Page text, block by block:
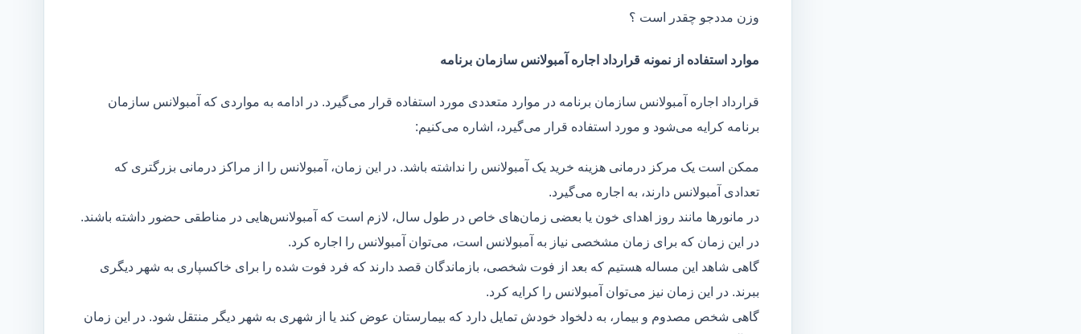
وزن مددجو چقدر است ؟
موارد استفاده از نمونه قرارداد اجاره آمبولانس سازمان برنامه
قرارداد اجاره آمبولانس سازمان برنامه در موارد متعددی مورد استفاده قرار می‌گیرد. در ادامه به مواردی که آمبولانس سازمان
برنامه کرایه می‌شود و مورد استفاده قرار می‌گیرد، اشاره می‌کنیم:
ممکن است یک مرکز درمانی هزینه خرید یک آمبولانس را نداشته باشد. در این زمان، آمبولانس را از مراکز درمانی بزرگتری که
تعدادی آمبولانس دارند، به اجاره می‌گیرد.
در مانور‌ها مانند روز اهدای خون یا بعضی زمان‌های خاص در طول سال، لازم است که آمبولانس‌هایی در مناطقی حضور داشته باشند.
در این زمان که برای زمان مشخصی نیاز به آمبولانس است، می‌توان آمبولانس را اجاره کرد.
گاهی شاهد این مساله هستیم که بعد از فوت شخصی، بازماندگان قصد دارند که فرد فوت شده را برای خاکسپاری به شهر دیگری
ببرند. در این زمان نیز می‌توان آمبولانس را کرایه کرد.
گاهی شخص مصدوم و بیمار، به دلخواد خودش تمایل دارد که بیمارستان عوض کند یا از شهری به شهر دیگر منتقل شود. در این زمان